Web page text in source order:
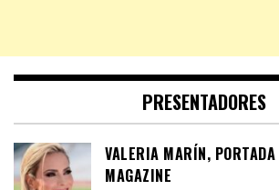
PRESENTADORES
VALERIA MARÍN, PORTADA
MAGAZINE